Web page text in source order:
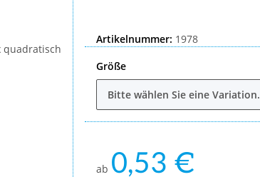
Artikelnummer: 1978
Größe
Bitte wählen Sie eine Variation.
ab 0,53 €